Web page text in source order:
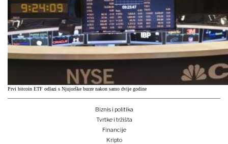
Prvi bitcoin ETF odlazi s Njujorške burze nakon samo dvije godine
Biznis i politika
Tvrtke i tržišta
Financije
Kripto